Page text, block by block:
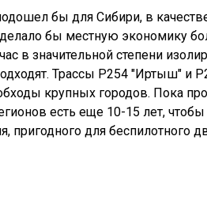
бы для Сибири, в
бы местную экономику
в значительной степени
Трассы Р254 "Иртыш" и
крупных городов. Пока
есть еще 10-15 лет,
пригодного для беспилотного